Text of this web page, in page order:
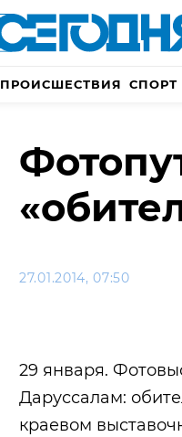
ПРОИСШЕСТВИЯ СПОРТ
27.01.2014, 07:50
29 января.
Даруссалам:
краевом